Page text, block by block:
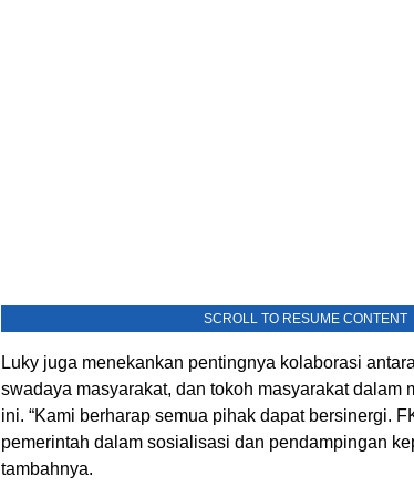
SCROLL TO RESUME CONTENT
Luky juga menekankan pentingnya kolaborasi
swadaya masyarakat, dan tokoh masyarakat dalam
ini. “Kami berharap semua pihak dapat bersinergi.
pemerintah dalam sosialisasi dan pendampingan
tambahnya.